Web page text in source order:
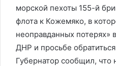
морской пехоты 155-й
флота к Кожемяко, в
неоправданных потерях»
ДНР и просьбе
Губернатор сообщил, что